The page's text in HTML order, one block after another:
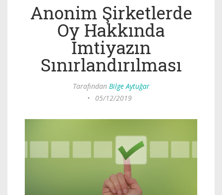
Anonim Şirketlerde
Oy Hakkında
İmtiyazın
Sınırlandırılması
Tarafından Bilge Aytuğar
•
05/12/2019